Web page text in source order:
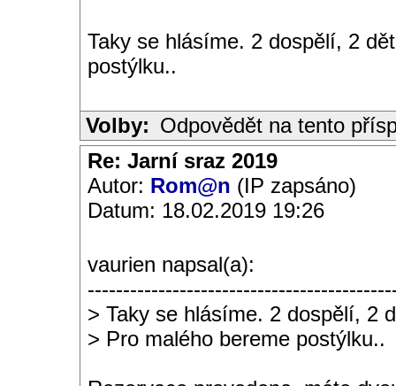
Taky se hlásíme. 2 dospělí, 2
postýlku..
Volby: Odpovědět na tento
Re: Jarní sraz 2019
Autor: Rom@n (IP zapsáno)
Datum: 18.02.2019 19:26
vaurien napsal(a):
> Taky se hlásíme. 2 dospělí, 2
> Pro malého bereme postýlku..